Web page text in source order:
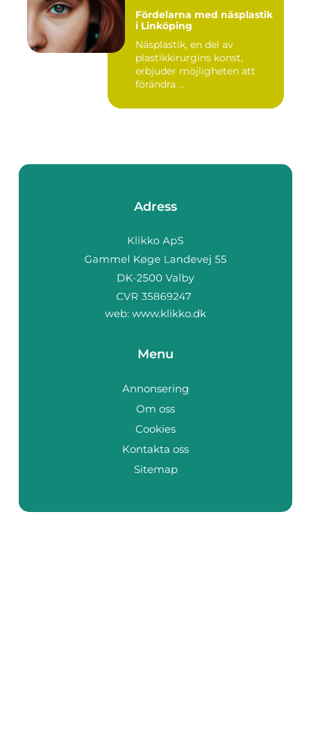
Fördelarna med näsplastik
i Linköping
Näsplastik, en del av
plastikkirurgins konst,
erbjuder möjligheten att
förändra ...
Adress
web: www.klikko.dk
Menu
Annonsering
Om oss
Cookies
Kontakta oss
Sitemap